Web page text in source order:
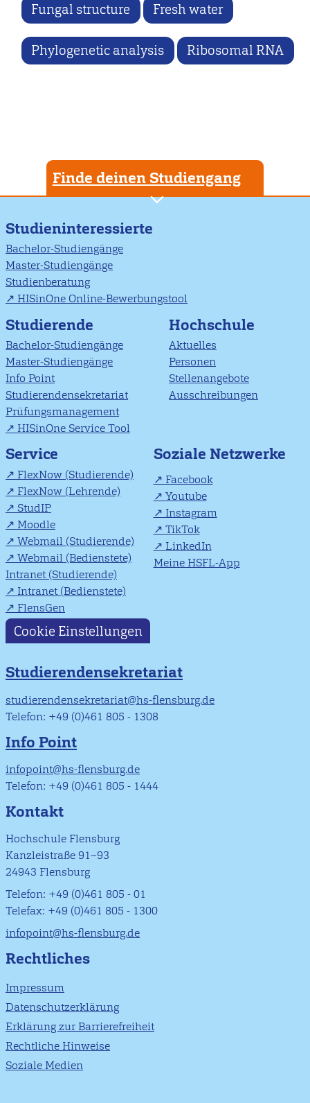
Fungal structure Fresh water
Phylogenetic analysis Ribosomal RNA
Finde deinen Studiengang
Studieninteressierte
Bachelor-Studiengänge
Master-Studiengänge
Studienberatung
HISinOne Online-Bewerbungstool
Studierende
Bachelor-Studiengänge
Master-Studiengänge
Info Point
Studierendensekretariat
Prüfungsmanagement
HISinOne Service Tool
Hochschule
Aktuelles
Personen
Stellenangebote
Ausschreibungen
Service
FlexNow (Studierende)
FlexNow (Lehrende)
StudIP
Moodle
Webmail (Studierende)
Webmail (Bedienstete)
Intranet (Studierende)
Intranet (Bedienstete)
FlensGen
Soziale Netzwerke
Facebook
Youtube
Instagram
TikTok
LinkedIn
Meine HSFL-App
Cookie Einstellungen
Studierendensekretariat
studierendensekretariat@hs-flensburg.de
Telefon: +49 (0)461 805 - 1308
Info Point
infopoint@hs-flensburg.de
Telefon: +49 (0)461 805 - 1444
Kontakt
Hochschule Flensburg
Kanzleistraße 91–93
24943 Flensburg
Telefon: +49 (0)461 805 - 01
Telefax: +49 (0)461 805 - 1300
infopoint@hs-flensburg.de
Rechtliches
Impressum
Datenschutzerklärung
Erklärung zur Barrierefreiheit
Rechtliche Hinweise
Soziale Medien